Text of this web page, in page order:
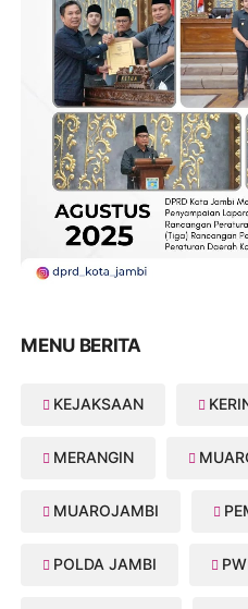
MENU BERITA
KEJAKSAAN
MERANGIN
MUAROJAMBI
POLDA JAMBI